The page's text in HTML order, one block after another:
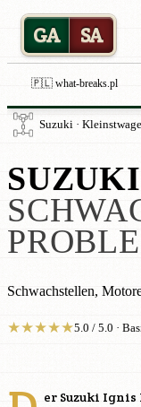
GA SA
🇵🇱 what-breaks.pl
Suzuki ·
Schwachstellen,
★★★★★5.0 / 5.0 ·
er Suzuki